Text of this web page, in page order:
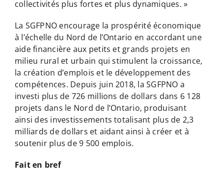
collectivités plus fortes et plus dynamiques. »
La SGFPNO encourage la prospérité économique
à l’échelle du Nord de l’Ontario en accordant une
aide financière aux petits et grands projets en
milieu rural et urbain qui stimulent la croissance,
la création d’emplois et le développement des
compétences. Depuis juin 2018, la SGFPNO a
investi plus de 726 millions de dollars dans 6 128
projets dans le Nord de l’Ontario, produisant
ainsi des investissements totalisant plus de 2,3
milliards de dollars et aidant ainsi à créer et à
soutenir plus de 9 500 emplois.
Fait en bref